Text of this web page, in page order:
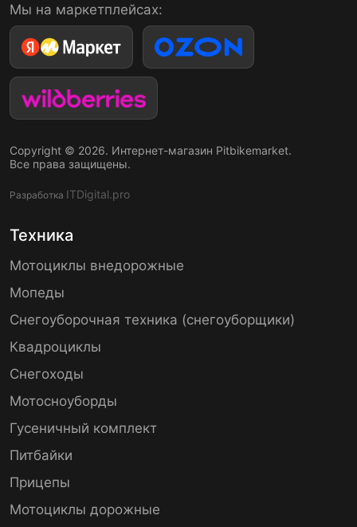
Мы на маркетплейсах:
Copyright © 2026. Интернет-магазин Pitbikemarket.
Все права защищены.
Разработка ITDigital.pro
Техника
Мотоциклы внедорожные
Мопеды
Снегоуборочная техника (снегоуборщики)
Квадроциклы
Снегоходы
Мотосноуборды
Гусеничный комплект
Питбайки
Прицепы
Мотоциклы дорожные